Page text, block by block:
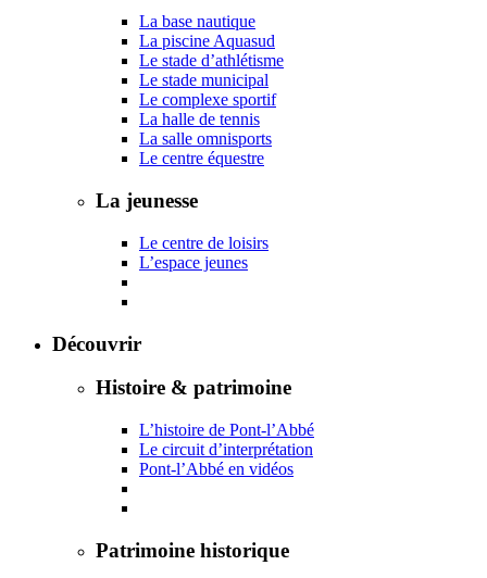
La base nautique
La piscine Aquasud
Le stade d’athlétisme
Le stade municipal
Le complexe sportif
La halle de tennis
La salle omnisports
Le centre équestre
La jeunesse
Le centre de loisirs
L’espace jeunes
Découvrir
Histoire & patrimoine
L’histoire de Pont-l’Abbé
Le circuit d’interprétation
Pont-l’Abbé en vidéos
Patrimoine historique